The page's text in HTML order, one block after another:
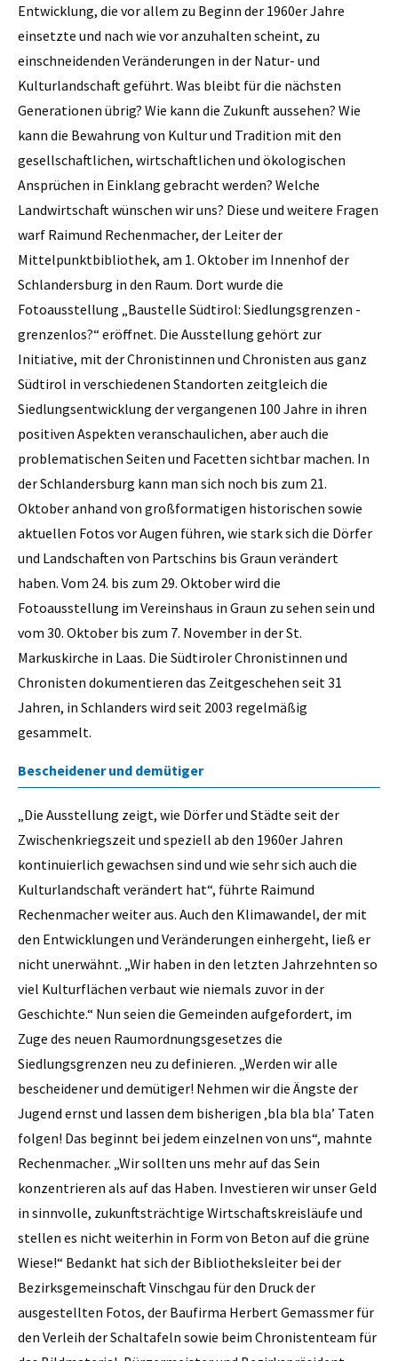
Entwicklung, die vor allem zu Beginn der 1960er Jahre
einsetzte und nach wie vor anzuhalten scheint, zu
einschneidenden Veränderungen in der Natur- und
Kulturlandschaft geführt. Was bleibt für die nächsten
Generationen übrig? Wie kann die Zukunft aussehen? Wie
kann die Bewahrung von Kultur und Tradition mit den
gesellschaftlichen, wirtschaftlichen und ökologischen
Ansprüchen in Einklang gebracht werden? Welche
Landwirtschaft wünschen wir uns? Diese und weitere Fragen
warf Raimund Rechenmacher, der Leiter der
Mittelpunktbibliothek, am 1. Oktober im Innenhof der
Schlandersburg in den Raum. Dort wurde die
Fotoausstellung „Baustelle Südtirol: Siedlungsgrenzen -
grenzenlos?“ eröffnet. Die Ausstellung gehört zur
Initiative, mit der Chronistinnen und Chronisten aus ganz
Südtirol in verschiedenen Standorten zeitgleich die
Siedlungsentwicklung der vergangenen 100 Jahre in ihren
positiven Aspekten veranschaulichen, aber auch die
problematischen Seiten und Facetten sichtbar machen. In
der Schlandersburg kann man sich noch bis zum 21.
Oktober anhand von großformatigen historischen sowie
aktuellen Fotos vor Augen führen, wie stark sich die Dörfer
und Landschaften von Partschins bis Graun verändert
haben. Vom 24. bis zum 29. Oktober wird die
Fotoausstellung im Vereinshaus in Graun zu sehen sein und
vom 30. Oktober bis zum 7. November in der St.
Markuskirche in Laas. Die Südtiroler Chronistinnen und
Chronisten dokumentieren das Zeitgeschehen seit 31
Jahren, in Schlanders wird seit 2003 regelmäßig
gesammelt.
Bescheidener und demütiger
„Die Ausstellung zeigt, wie Dörfer und Städte seit der
Zwischenkriegszeit und speziell ab den 1960er Jahren
kontinuierlich gewachsen sind und wie sehr sich auch die
Kulturlandschaft verändert hat“, führte Raimund
Rechenmacher weiter aus. Auch den Klimawandel, der mit
den Entwicklungen und Veränderungen einhergeht, ließ er
nicht unerwähnt. „Wir haben in den letzten Jahrzehnten so
viel Kulturflächen verbaut wie niemals zuvor in der
Geschichte.“ Nun seien die Gemeinden aufgefordert, im
Zuge des neuen Raumordnungsgesetzes die
Siedlungsgrenzen neu zu definieren. „Werden wir alle
bescheidener und demütiger! Nehmen wir die Ängste der
Jugend ernst und lassen dem bisherigen ‚bla bla bla’ Taten
folgen! Das beginnt bei jedem einzelnen von uns“, mahnte
Rechenmacher. „Wir sollten uns mehr auf das Sein
konzentrieren als auf das Haben. Investieren wir unser Geld
in sinnvolle, zukunftsträchtige Wirtschaftskreisläufe und
stellen es nicht weiterhin in Form von Beton auf die grüne
Wiese!“ Bedankt hat sich der Bibliotheksleiter bei der
Bezirksgemeinschaft Vinschgau für den Druck der
ausgestellten Fotos, der Baufirma Herbert Gemassmer für
den Verleih der Schaltafeln sowie beim Chronistenteam für